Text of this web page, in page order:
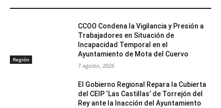
Región
CCOO Condena la Vigilancia y Presión a
Trabajadores en Situación de
Incapacidad Temporal en el
Ayuntamiento de Mota del Cuervo
7 agosto, 2026
El Gobierno Regional Repara la Cubierta
del CEIP ‘Las Castillas’ de Torrejón del
Rey ante la Inacción del Ayuntamiento